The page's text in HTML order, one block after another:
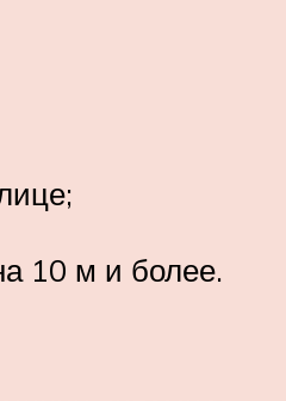
10 м и более.